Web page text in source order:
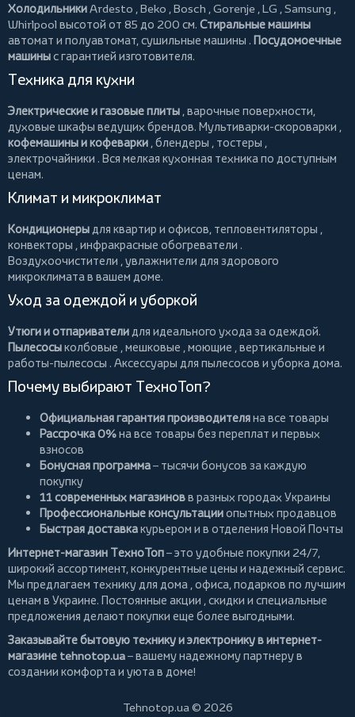
ХолодильникиArdesto ,Beko ,Bosch ,Gorenje ,LG ,Samsung ,
Whirlpool высотой от 85 до 200 см. Стиральные машины
автомат и полуавтомат,сушильные машины . Посудомоечные
машиныс гарантией изготовителя.
Техника для кухни
Электрические и газовые плиты , варочные поверхности,
духовые шкафы ведущих брендов. Мультиварки-скороварки ,
кофемашины и кофеварки ,блендеры , тостеры ,
электрочайники . Вся мелкая кухонная техника по доступным
ценам.
Климат и микроклимат
Кондиционерыдля квартир и офисов, тепловентиляторы ,
конвекторы ,инфракрасные обогреватели .
Воздухоочистители , увлажнители для здорового
микроклимата в вашем доме.
Уход за одеждой и уборкой
Утюги и отпаривателидля идеального ухода за одеждой.
Пылесосыколбовые ,мешковые ,моющие ,вертикальные и
работы-пылесосы . Аксессуары для пылесосов и уборка дома.
Почему выбирают ТехноТоп?
Официальная гарантия производителяна все товары
Рассрочка 0%на все товары без переплат и первых
взносов
Бонусная программа– тысячи бонусов за каждую
покупку
11 современных магазиновв разных городах Украины
Профессиональные консультацииопытных продавцов
Быстрая доставкакурьером и в отделения Новой Почты
Интернет-магазин ТехноТоп– это удобные покупки 24/7,
широкий ассортимент, конкурентные цены и надежный сервис.
Мы предлагаем технику для дома , офиса, подарков по лучшим
ценам в Украине. Постоянные акции , скидки и специальные
предложения делают покупки еще более выгодными.
Заказывайте бытовую технику и электронику в интернет-
магазине tehnotop.ua– вашему надежному партнеру в
создании комфорта и уюта в доме!
Tehnotop.ua © 2026